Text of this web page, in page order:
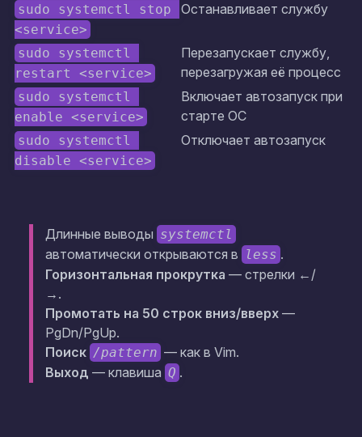
sudo systemctl stop
<service>
Останавливает службу
sudo systemctl
restart <service>
Перезапускает службу,
перезагружая её процесс
sudo systemctl
enable <service>
Включает автозапуск при
старте ОС
sudo systemctl
disable <service>
Отключает автозапуск
Длинные выводы systemctl
автоматически открываются в less .
Горизонтальная прокрутка — стрелки ←/
→.
Промотать на 50 строк вниз/вверх —
PgDn/PgUp.
Поиск /pattern — как в Vim.
Выход — клавиша Q .